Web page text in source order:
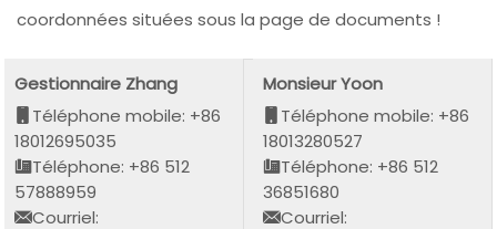
coordonnées situées sous la page de documents !
Gestionnaire Zhang
Téléphone mobile: +86
18012695035
Téléphone: +86 512
57888959
Courriel:
Monsieur Yoon
Téléphone mobile: +86
18013280527
Téléphone: +86 512
36851680
Courriel: